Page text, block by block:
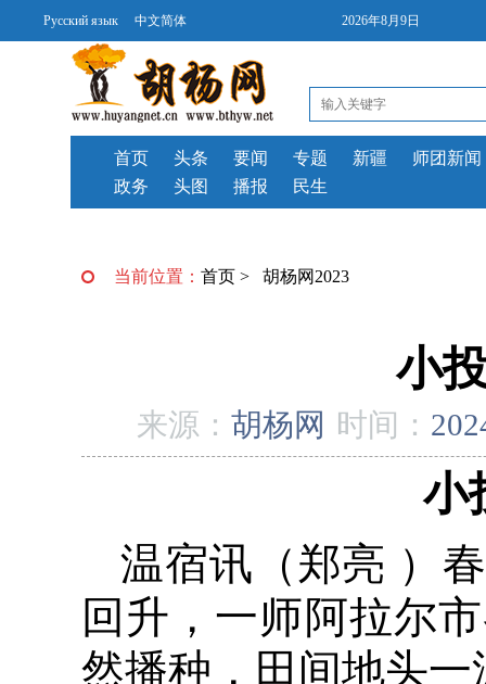
Русский язык 中文简体 2026年8月9日
首页 头条
要闻
政务
头图 播报
专题 新疆
师团新闻
民生
当前位置： 首页 > 胡杨网2023
小
来源： 胡杨网 时间：
小
温宿讯（郑亮 ）
回升，一师阿拉尔
然播种，田间地头